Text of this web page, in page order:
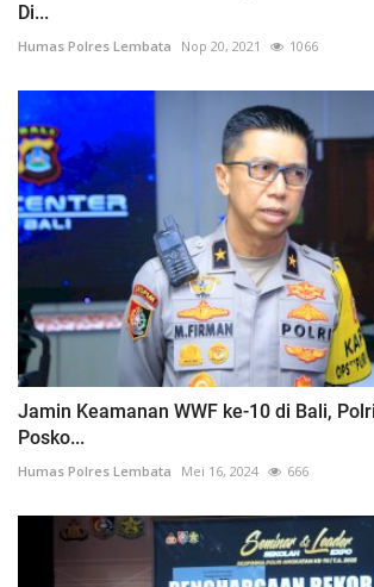
Di...
Humas Polres Lembata Nop 20, 2021 1066
Jamin Keamanan WWF ke-10 di Bali,
Posko...
Humas Polres Lembata Mei 16, 2024 666